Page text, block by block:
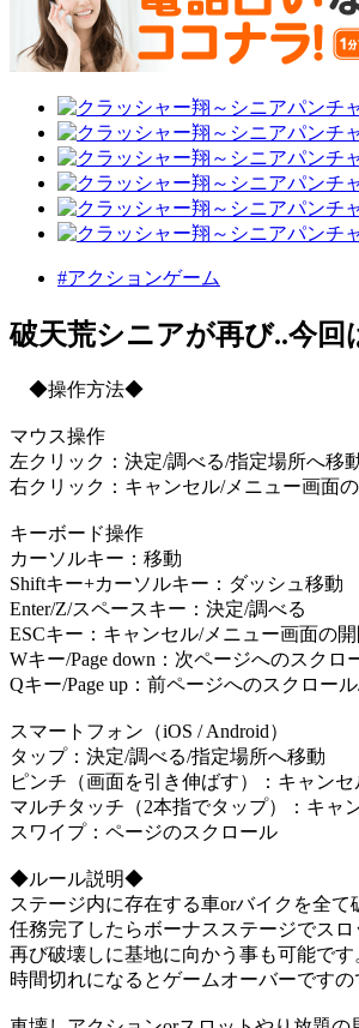
#アクションゲーム
破天荒シニアが再び..今
◆操作方法◆
マウス操作
左クリック：決定/調べる/指定場所へ移
右クリック：キャンセル/メニュー画面
キーボード操作
カーソルキー：移動
Shiftキー+カーソルキー：ダッシュ移動
Enter/Z/スペースキー：決定/調べる
ESCキー：キャンセル/メニュー画面の開
Wキー/Page down：次ページへのスク
Qキー/Page up：前ページへのスクロー
スマートフォン（iOS / Android）
タップ：決定/調べる/指定場所へ移動
ピンチ（画面を引き伸ばす）：キャン
マルチタッチ（2本指でタップ）：キャ
スワイプ：ページのスクロール
◆ルール説明◆
ステージ内に存在する車orバイクを全て
任務完了したらボーナスステージでスロ
再び破壊しに基地に向かう事も可能です
時間切れになるとゲームオーバーですの